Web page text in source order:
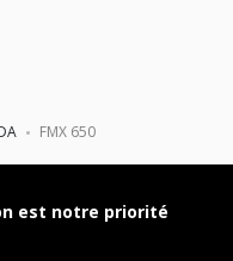
FMX 650
est notre priorité